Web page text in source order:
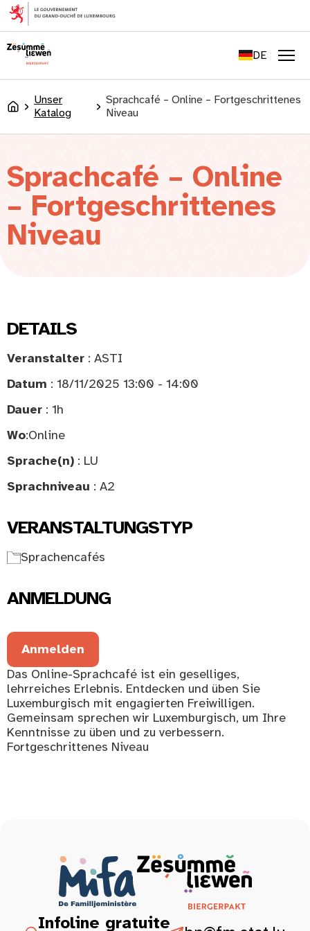
springen
DE
LU
Accueil
Unser
Katalog
Sprachcafé – Online – Fortgeschrittenes
Niveau
Sprachcafé – Online
– Fortgeschrittenes
Niveau
DETAILS
Veranstalter : ASTI
Datum : 18/11/2025 13:00 - 14:00
Dauer : 1h
Wo:Online
Sprache(n) : LU
Sprachniveau : A2
VERANSTALTUNGSTYP
Sprachencafés
ANMELDUNG
Anmelden
Das Online-Sprachcafé ist ein geselliges,
lehrreiches Erlebnis. Entdecken und üben Sie
Luxemburgisch mit engagierten Freiwilligen.
Gemeinsam sprechen wir Luxemburgisch, um Ihre
Kenntnisse zu üben und zu verbessern.
Fortgeschrittenes Niveau
Infoline gratuite